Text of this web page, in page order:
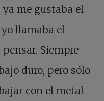
me gustaba el
llamaba el
Siempre
duro, pero sólo
con el metal